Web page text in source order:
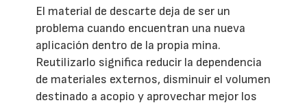
El material de descarte deja de ser un
problema cuando encuentran una nueva
aplicación dentro de la propia mina.
Reutilizarlo significa reducir la dependencia
de materiales externos, disminuir el volumen
destinado a acopio y aprovechar mejor los